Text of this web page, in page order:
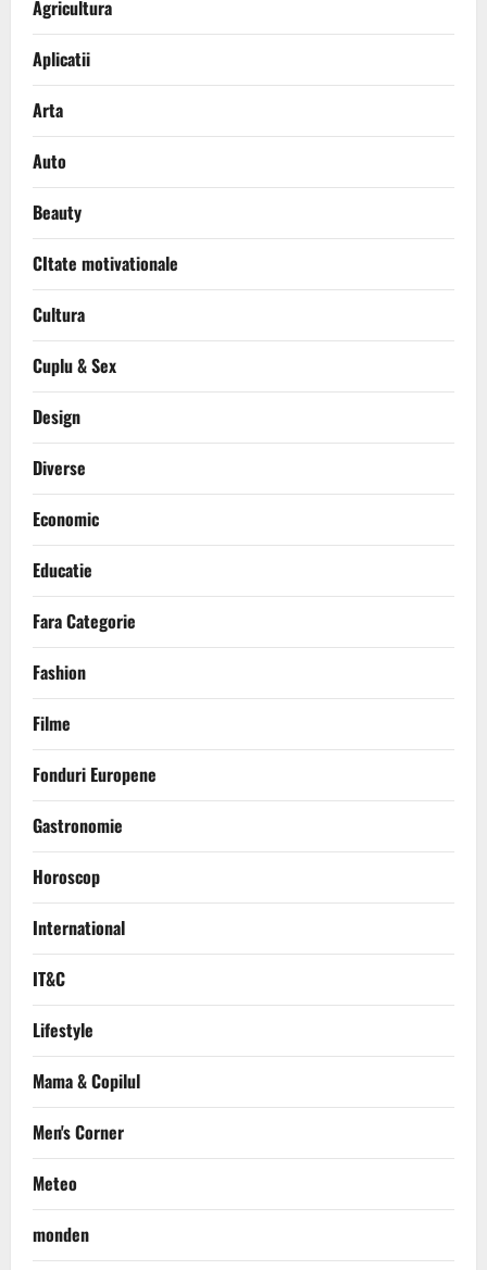
Agricultura
Aplicatii
Arta
Auto
Beauty
CItate motivationale
Cultura
Cuplu & Sex
Design
Diverse
Economic
Educatie
Fara Categorie
Fashion
Filme
Fonduri Europene
Gastronomie
Horoscop
International
IT&C
Lifestyle
Mama & Copilul
Men's Corner
Meteo
monden